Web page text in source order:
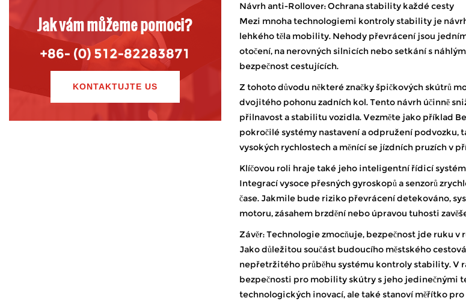
Jak vám můžeme pomoci?
+86- (0) 512-82283871
KONTAKTUJTE US
Návrh anti-Rollover: Ochrana stability každé cesty
Mezi mnoha technologiemi kontroly stability je
lehkého těla mobility. Nehody převrácení jsou
otočení, na nerovných silnicích nebo setkání s
bezpečnost cestujících.
Z tohoto důvodu některé značky špičkových skútrů
dvojitého pohonu zadních kol. Tento návrh účinně
přilnavost a stabilitu vozidla. Vezměte jako příklad
pokročilé systémy nastavení a odpružení
vysokých rychlostech a měnící se jízdních pruzích v
Klíčovou roli hraje také jeho inteligentní řídicí
Integrací vysoce přesných gyroskopů a senzorů
čase. Jakmile bude riziko převrácení detekováno,
motoru, zásahem brzdění nebo úpravou tuhosti
Závěr: Technologie zmocňuje, bezpečnost jde ruku v
Jako důležitou součást budoucího městského
nepřetržitého průběhu systému kontroly stability.
bezpečnosti pro mobility skútry s jeho jedinečnými
technologických inovací, ale také stanoví měřítko